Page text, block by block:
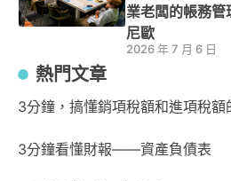
業老闆的帳務
尼歐
2026 年 7 月 6 日
熱門文章
3分鐘，搞懂銷項稅額和進項稅額
3分鐘看懂財報——資產負債表